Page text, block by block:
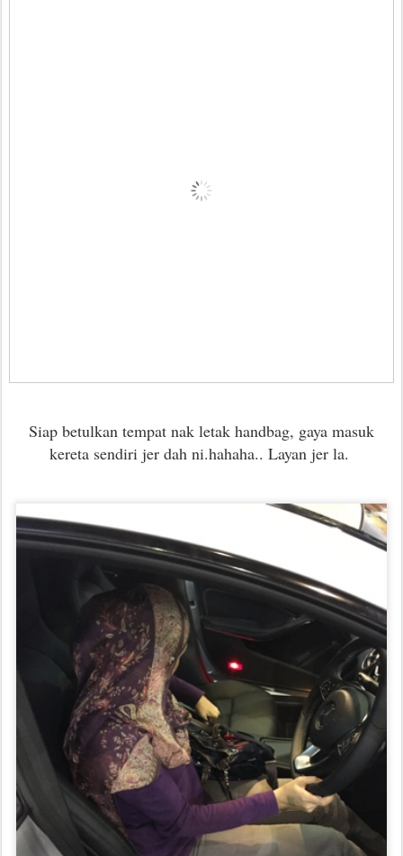
Siap betulkan tempat nak letak handbag, gaya masuk
kereta sendiri jer dah ni.hahaha.. Layan jer la.